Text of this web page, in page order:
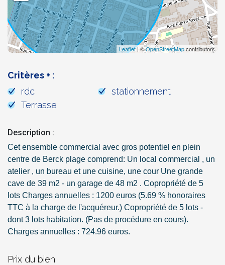
Leaflet| ©OpenStreetMapcontributors
Critères + :
rdc
stationnement
Terrasse
Description :
Cet ensemble commercial avec gros potentiel en plein
centre de Berck plage comprend: Un local commercial , un
atelier , un bureau et une cuisine, une cour Une grande
cave de 39 m2 - un garage de 48 m2 . Copropriété de 5
lots Charges annuelles : 1200 euros (5.69 % honoraires
TTC à la charge de l'acquéreur.) Copropriété de 5 lots -
dont 3 lots habitation. (Pas de procédure en cours).
Charges annuelles : 724.96 euros.
Prix du bien